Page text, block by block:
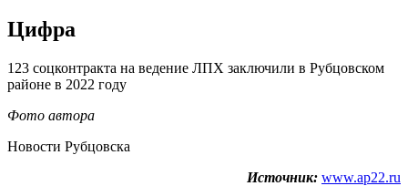
Цифра
123 соцконтракта на ведение ЛПХ заключили в Рубцовском
районе в 2022 году
Фото автора
Новости Рубцовска
Источник: www.ap22.ru